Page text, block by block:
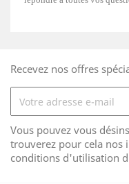
Recevez nos offres
Vous pouvez vous
trouverez pour cela nos
conditions d'utilisation